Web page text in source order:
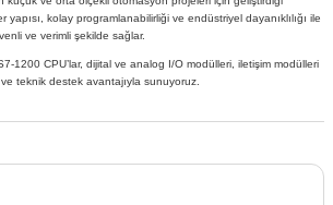
Boru ,
SIMATIC HMI Operatör Paneller
SIMATIC S7-1200
SIMATIC S7-300
yapısı, kolay programlanabilirliği ve endüstriyel dayanıklılığı ile
ve verimli şekilde sağlar.
1200 CPU’lar, dijital ve analog I/O modülleri, iletişim modülleri
teknik destek avantajıyla sunuyoruz.